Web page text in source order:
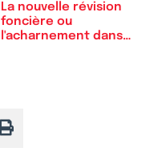
La nouvelle révision
foncière ou
l'acharnement dans